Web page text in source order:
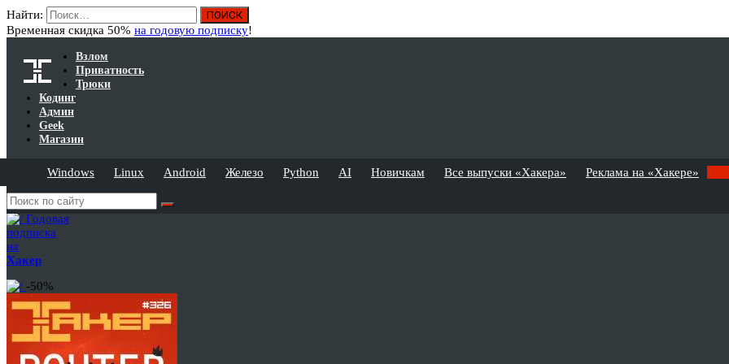
Найти:
Временная скидка 50% на годовую подписку!
Взлом
Приватность
Трюки
Кодинг
Админ
Geek
Магазин
Windows Linux Android Железо Python AI Новичкам Все выпуски «Хакера» Реклама на «Хакере»
Годовая
подписка
на
Хакер
-50%